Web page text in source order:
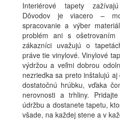
Interiérové tapety
Dôvodov je viacero –
spracovanie a výber
problém ani s
zákazníci uvažujú o
práve tie vinylové. Vinylové
výdržou a veľmi dobrou
nezriedka sa preto inštalujú
dostatočnú hrúbku, vďaka
nerovnosti a trhliny.
údržbu a dostanete tapetu,
všade, na každej stene a v